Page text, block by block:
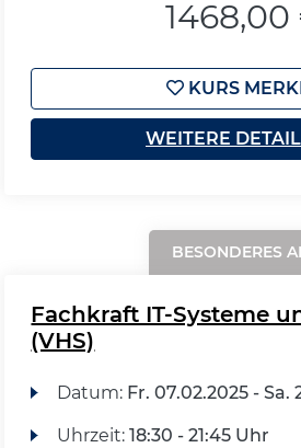
KURS
WEITERE
BESONDERES
Fachkraft IT-Systeme
(VHS)
Datum: Fr. 07.02.2025 - Sa.
Uhrzeit: 18:30 - 21:45 Uhr